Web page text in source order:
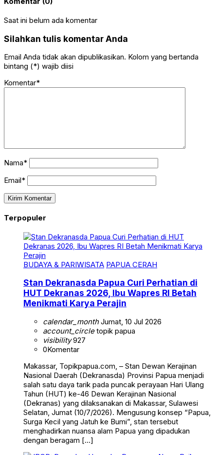
Saat ini belum ada komentar
Silahkan tulis komentar Anda
Email Anda tidak akan dipublikasikan. Kolom yang bertanda
bintang (*) wajib diisi
Komentar*
Nama*
Email*
Terpopuler
BUDAYA & PARIWISATA PAPUA CERAH
Stan Dekranasda Papua Curi Perhatian di
HUT Dekranas 2026, Ibu Wapres RI Betah
Menikmati Karya Perajin
calendar_monthJumat, 10 Jul 2026
account_circletopik papua
visibility927
0Komentar
Makassar, Topikpapua.com, – Stan Dewan Kerajinan
Nasional Daerah (Dekranasda) Provinsi Papua menjadi
salah satu daya tarik pada puncak perayaan Hari Ulang
Tahun (HUT) ke-46 Dewan Kerajinan Nasional
(Dekranas) yang dilaksanakan di Makassar, Sulawesi
Selatan, Jumat (10/7/2026). Mengusung konsep “Papua,
Surga Kecil yang Jatuh ke Bumi”, stan tersebut
menghadirkan nuansa alam Papua yang dipadukan
dengan beragam […]